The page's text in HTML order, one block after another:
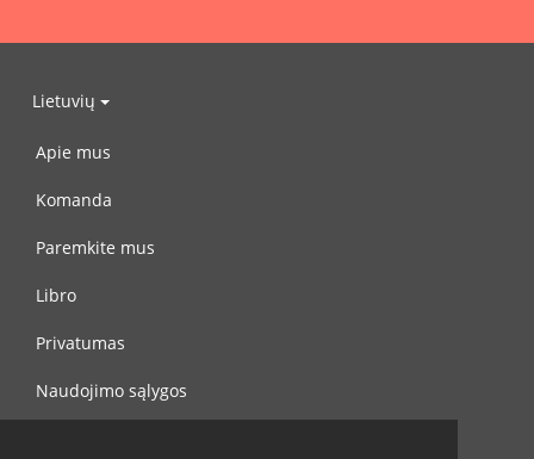
Lietuvių
Apie mus
Komanda
Paremkite mus
Libro
Privatumas
Naudojimo sąlygos